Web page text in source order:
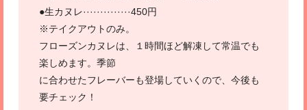
●生カヌレ··············450円
※テイクアウトのみ。
フローズンカヌレは、１時間ほど解凍して常温でも
楽しめます。季節
に合わせたフレーバーも登場していくので、今後も
要チェック！